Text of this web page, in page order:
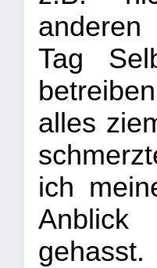
Tag
alles
ich
gehasst.